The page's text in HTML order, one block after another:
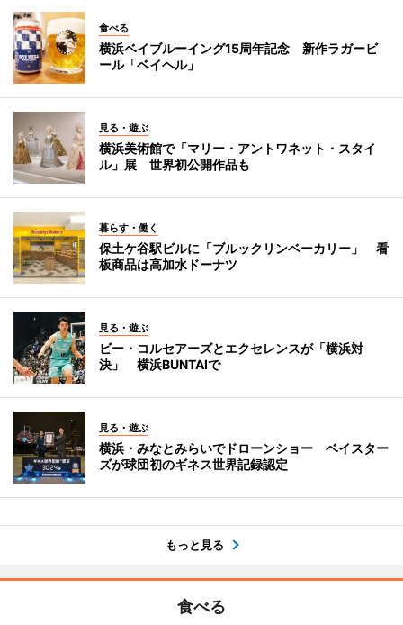
食べる
横浜ベイブルーイング15周年記念 新作ラガービ
ール「ベイヘル」
見る・遊ぶ
横浜美術館で「マリー・アントワネット・スタイ
ル」展 世界初公開作品も
暮らす・働く
保土ケ谷駅ビルに「ブルックリンベーカリー」 看
板商品は高加水ドーナツ
見る・遊ぶ
ビー・コルセアーズとエクセレンスが「横浜対
決」 横浜BUNTAIで
見る・遊ぶ
横浜・みなとみらいでドローンショー ベイスター
ズが球団初のギネス世界記録認定
もっと見る
食べる